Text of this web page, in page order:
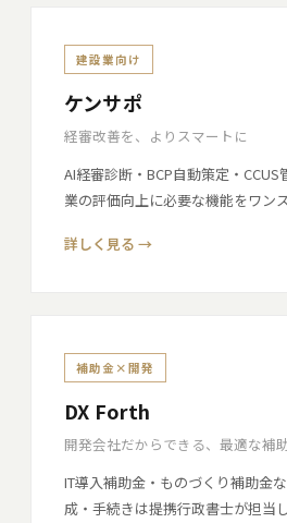
建設業向け
ケンサポ
経審改善を、よりスマートに
AI経審診断・BCP自動策定・
業の評価向上に必要な機能をワンス
詳しく見る →
補助金×開発
DX Forth
開発会社だからできる、最適な補
IT導入補助金・ものづくり補助金
成・手続きは提携行政書士が担当